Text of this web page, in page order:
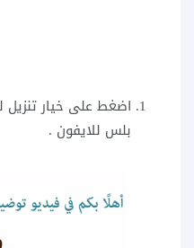
اضغط على خيار تنزيل
بلس للايفون .